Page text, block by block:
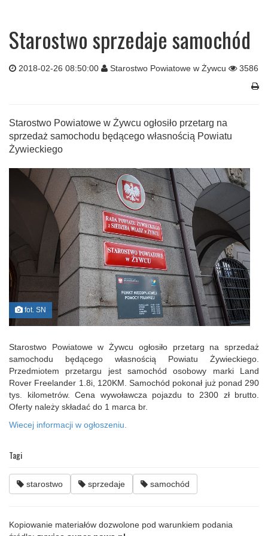
Starostwo sprzedaje samochód
2018-02-26 08:50:00 Starostwo Powiatowe w Żywcu 3586
Starostwo Powiatowe w Żywcu ogłosiło przetarg na
sprzedaż samochodu będącego własnością Powiatu
Żywieckiego
fot. SN
Starostwo Powiatowe w Żywcu ogłosiło przetarg na sprzedaż
samochodu będącego własnością Powiatu Żywieckiego.
Przedmiotem przetargu jest samochód osobowy marki Land
Rover Freelander 1.8i, 120KM. Samochód pokonał już ponad 290
tys. kilometrów. Cena wywoławcza pojazdu to 2300 zł brutto.
Oferty należy składać do 1 marca br.
Wiecej informacji w ogłoszeniu.
Tagi
starostwo sprzedaje samochód
Kopiowanie materiałów dozwolone pod warunkiem podania